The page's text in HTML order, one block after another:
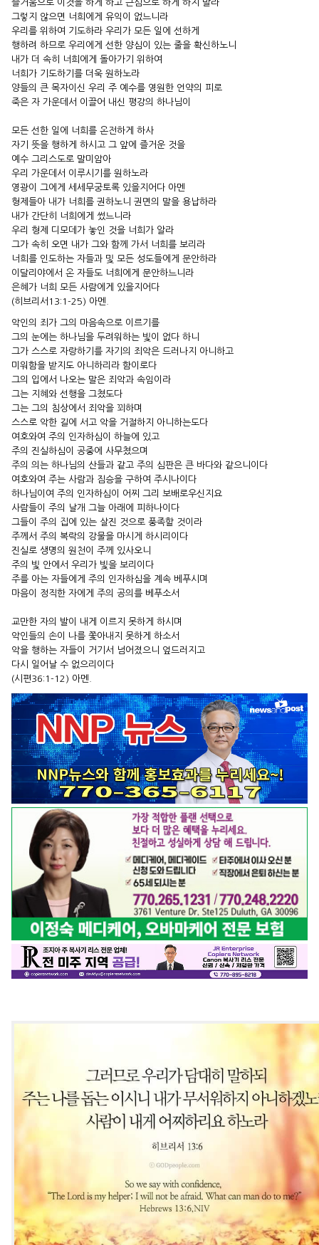
즐거움으로 이것을 하게 하고 근심으로 하게 하지 말라
그렇지 않으면 너희에게 유익이 없느니라
우리를 위하여 기도하라 우리가 모든 일에 선하게
행하려 하므로 우리에게 선한 양심이 있는 줄을 확신하노니
내가 더 속히 너희에게 돌아가기 위하여
너희가 기도하기를 더욱 원하노라
양들의 큰 목자이신 우리 주 예수를 영원한 언약의 피로
죽은 자 가운데서 이끌어 내신 평강의 하나님이
모든 선한 일에 너희를 온전하게 하사
자기 뜻을 행하게 하시고 그 앞에 즐거운 것을
예수 그리스도로 말미암아
우리 가운데서 이루시기를 원하노라
영광이 그에게 세세무궁토록 있을지어다 아멘
형제들아 내가 너희를 권하노니 권면의 말을 용납하라
내가 간단히 너희에게 썼느니라
우리 형제 디모데가 놓인 것을 너희가 알라
그가 속히 오면 내가 그와 함께 가서 너희를 보리라
너희를 인도하는 자들과 및 모든 성도들에게 문안하라
이달리야에서 온 자들도 너희에게 문안하느니라
은혜가 너희 모든 사람에게 있을지어다
(히브리서13:1-25) 아멘.
악인의 죄가 그의 마음속으로 이르기를
그의 눈에는 하나님을 두려워하는 빛이 없다 하니
그가 스스로 자랑하기를 자기의 죄악은 드러나지 아니하고
미워함을 받지도 아니하리라 함이로다
그의 입에서 나오는 말은 죄악과 속임이라
그는 지혜와 선행을 그쳤도다
그는 그의 침상에서 죄악을 꾀하며
스스로 악한 길에 서고 악을 거절하지 아니하는도다
여호와여 주의 인자하심이 하늘에 있고
주의 진실하심이 공중에 사무쳤으며
주의 의는 하나님의 산들과 같고 주의 심판은 큰 바다와 같으니이다
여호와여 주는 사람과 짐승을 구하여 주시나이다
하나님이여 주의 인자하심이 어찌 그리 보배로우신지요
사람들이 주의 날개 그늘 아래에 피하나이다
그들이 주의 집에 있는 살진 것으로 풍족할 것이라
주께서 주의 복락의 강물을 마시게 하시리이다
진실로 생명의 원천이 주께 있사오니
주의 빛 안에서 우리가 빛을 보리이다
주를 아는 자들에게 주의 인자하심을 계속 베푸시며
마음이 정직한 자에게 주의 공의를 베푸소서
교만한 자의 발이 내게 이르지 못하게 하시며
악인들의 손이 나를 쫓아내지 못하게 하소서
악을 행하는 자들이 거기서 넘어졌으니 엎드러지고
다시 일어날 수 없으리이다
(시편36:1-12) 아멘.